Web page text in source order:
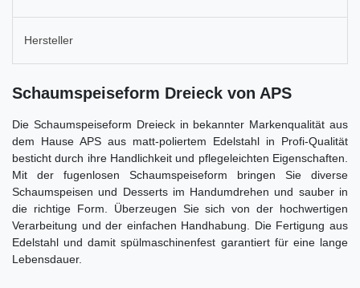
Hersteller
Schaumspeiseform Dreieck von APS
Die Schaumspeiseform Dreieck in bekannter Markenqualität aus
dem Hause APS aus matt-poliertem Edelstahl in Profi-Qualität
besticht durch ihre Handlichkeit und pflegeleichten Eigenschaften.
Mit der fugenlosen Schaumspeiseform bringen Sie diverse
Schaumspeisen und Desserts im Handumdrehen und sauber in
die richtige Form. Überzeugen Sie sich von der hochwertigen
Verarbeitung und der einfachen Handhabung. Die Fertigung aus
Edelstahl und damit spülmaschinenfest garantiert für eine lange
Lebensdauer.